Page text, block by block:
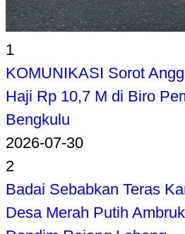
1
KOMUNIKASI Sorot
Haji Rp 10,7 M di Biro
Bengkulu
2026-07-30
2
Badai Sebabkan Teras
Desa Merah Putih